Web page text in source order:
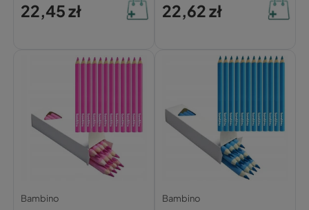
22,45 zł 22,62 zł
Bambino Bambino